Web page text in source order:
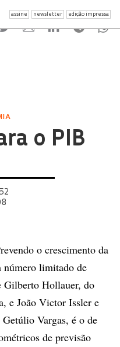
assine newsletter edição impressa
o PIB
o crescimento da
número limitado de
Gilberto Hollauer, do
e João Victor Issler e
Vargas, é o de
de previsão